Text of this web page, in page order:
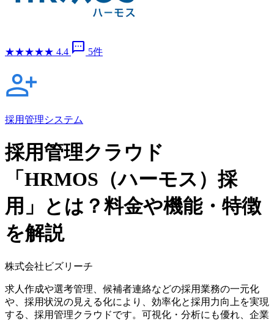
★★★★★ 4.4 sms 5件
採用管理システム
採用管理クラウド
「HRMOS（ハーモス）採
用」とは？料金や機能・特徴
を解説
株式会社ビズリーチ
求人作成や選考管理、候補者連絡などの採用業務の一元化
や、採用状況の見える化により、効率化と採用力向上を実現
する、採用管理クラウドです。可視化・分析にも優れ、企業